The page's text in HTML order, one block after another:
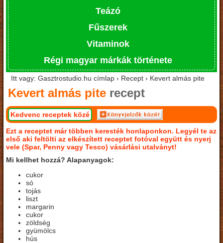
Teázó
Fűszerek
Vitaminok
Régi magyar márkák története
Itt vagy: Gasztrostudio.hu címlap › Recept › Kevert almás pite
Kevert almás pite recept
Kedvenc receptek közé
Ezt a receptet már többen keresték honlaponkon. Legyél te az
első aki feltölti az elkészített receptet fotóval együtt és nyerj
vele (Spar, Penny vagy Tesco) vásárlási utalványt!
Mi kellhet hozzá? Alapanyagok:
cukor
só
tojás
liszt
margarin
cukor
zöldség
gyümölcs
hús